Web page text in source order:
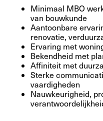
Minimaal MBO
van bouwkunde
Aantoonbare
renovatie,
Ervaring met
Bekendheid met
Affiniteit met
Sterke
vaardigheden
Nauwkeurigheid,